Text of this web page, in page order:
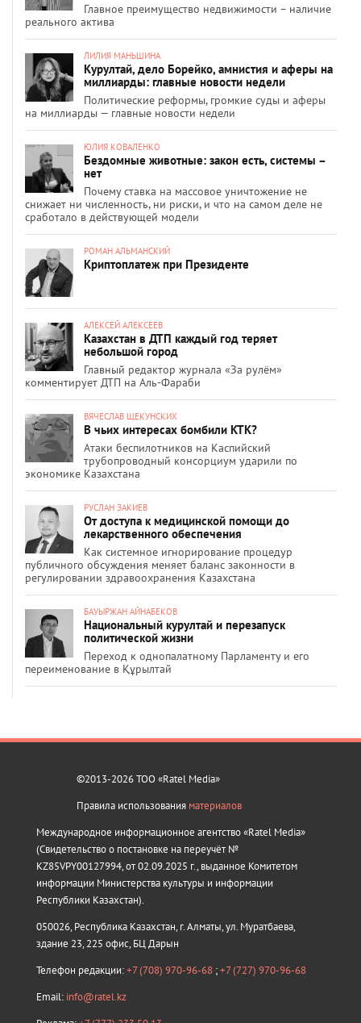
Главное преимущество недвижимости – наличие
реального актива
ЛИЛИЯ МАНЬШИНА
Курултай, дело Борейко, амнистия и аферы на
миллиарды: главные новости недели
Политические реформы, громкие суды и аферы
на миллиарды — главные новости недели
ЮЛИЯ КОВАЛЕНКО
Бездомные животные: закон есть, системы –
нет
Почему ставка на массовое уничтожение не
снижает ни численность, ни риски, и что на самом деле не
сработало в действующей модели
РОМАН АЛЬМАНСКИЙ
Криптоплатеж при Президенте
АЛЕКСЕЙ АЛЕКСЕЕВ
Казахстан в ДТП каждый год теряет
небольшой город
Главный редактор журнала «За рулём»
комментирует ДТП на Аль-Фараби
ВЯЧЕСЛАВ ЩЕКУНСКИХ
В чьих интересах бомбили КТК?
Атаки беспилотников на Каспийский
трубопроводный консорциум ударили по
экономике Казахстана
РУСЛАН ЗАКИЕВ
От доступа к медицинской помощи до
лекарственного обеспечения
Как системное игнорирование процедур
публичного обсуждения меняет баланс законности в
регулировании здравоохранения Казахстана
БАУЫРЖАН АЙНАБЕКОВ
Национальный курултай и перезапуск
политической жизни
Переход к однопалатному Парламенту и его
переименование в Құрылтай
©2013-2026 ТОО «Ratel Media»
Правила использования материалов
Международное информационное агентство «Ratel Media»
(Свидетельство о постановке на переучёт №
KZ85VPY00127994, от 02.09.2025 г., выданное Комитетом
информации Министерства культуры и информации
Республики Казахстан).
050026, Республика Казахстан, г. Алматы, ул. Муратбаева,
здание 23, 225 офис, БЦ Дарын
Телефон редакции:+7 (708) 970-96-68 ;+7 (727) 970-96-68
Email: info@ratel.kz